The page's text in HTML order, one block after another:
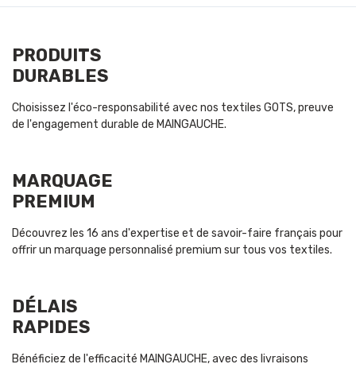
PRODUITS
DURABLES
Choisissez l'éco-responsabilité avec nos textiles GOTS, preuve
de l'engagement durable de MAINGAUCHE.
MARQUAGE
PREMIUM
Découvrez les 16 ans d'expertise et de savoir-faire français pour
offrir un marquage personnalisé premium sur tous vos textiles.
DÉLAIS
RAPIDES
Bénéficiez de l'efficacité MAINGAUCHE, avec des livraisons